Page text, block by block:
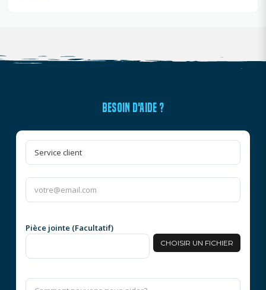
BESOIN D'AIDE ?
Pièce jointe (Facultatif)
CHOISIR UN FICHIER